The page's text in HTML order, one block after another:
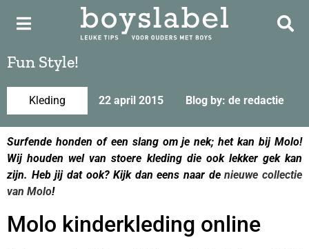
Fun Style!
Kleding 22 april 2015 Blog by: de redactie
Surfende honden of een slang om je nek; het kan bij Molo!
Wij houden wel van stoere kleding die ook lekker gek kan
zijn. Heb jij dat ook? Kijk dan eens naar denieuwe collectie
van Molo!
Molo kinderkleding online